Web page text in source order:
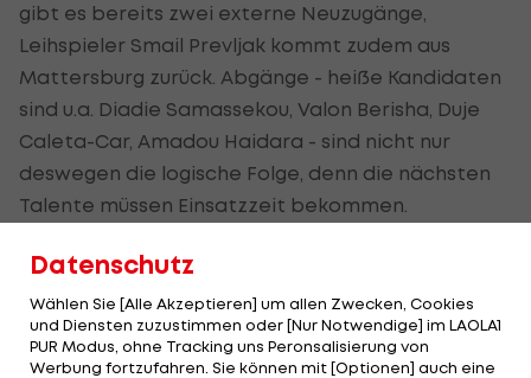
gibt es bereits zwei externe Neuzugänge,
Leihspieler Smail Prevljak kommt zudem aus
Mattersburg zurück. Abgänge - heiße Kandidaten
sind u.a. Diadie Samassekou, Valon Berisha, Duje
Caleta-Car, Amadou Haidara - sind nicht nur
deswegen die logische Folge, denn die nächsten
Talente müssen Einsatzzeit bekommen.
Sollte Rose indes selbst 2019 in eine Top-Liga
seinen Trainer - außer der neue Vertrag
beinhaltet eine Ausstiegsklausel. Das hat der
Datenschutz
Wählen Sie [Alle Akzeptieren] um allen Zwecken, Cookies
und Diensten zuzustimmen oder [Nur Notwendige] im LAOLA1
PUR Modus, ohne Tracking uns Peronsalisierung von
Werbung fortzufahren. Sie können mit [Optionen] auch eine